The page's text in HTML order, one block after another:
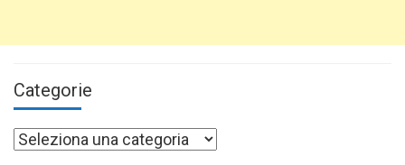
Categorie
Categorie